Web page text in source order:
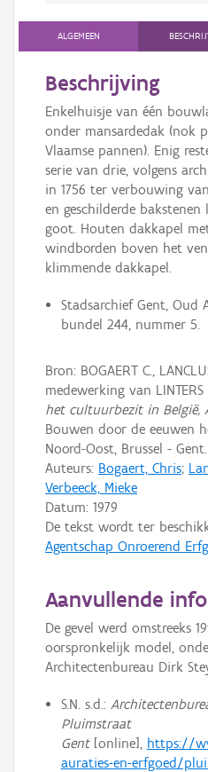
ALGEMEEN
Beschrijving
Enkelhuisje van één
onder mansardedak (nok
Vlaamse pannen). Enig
serie van drie, volgens
in 1756 ter verbouwing
en geschilderde
goot. Houten dakkapel
windborden boven het
klimmende dakkapel.
Stadsarchief Gent, Oud
bundel 244, nummer 5.
Bron: BOGAERT C.,
medewerking van LINTERS
het cultuurbezit in België,
Bouwen door de eeuwen
Noord-Oost, Brussel - Gent.
Auteurs: Bogaert, Chris;
Verbeeck, Mieke
Datum: 1979
De tekst wordt ter
Agentschap Onroerend
Aanvullende
De gevel werd omstreeks
oorspronkelijk model,
Architectenbureau Dirk
S.N. s.d.:
Pluimstraat
Gent[online], https://
auraties-en-erfgoed/